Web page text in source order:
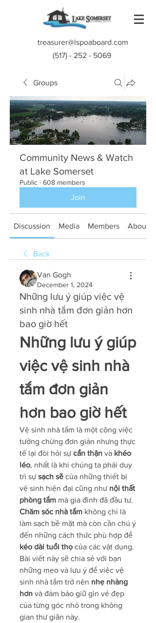
treasurer@lspoaboard.com
(517) - 252 - 5069
Groups
Community News & Watch
at Lake Somerset
Public · 608 members
Join
Discussion Media Members About
Back
Van Gogh
December 1, 2024
Những lưu ý giúp việc vệ
sinh nhà tắm đơn giản hơn
bao giờ hết
Những lưu ý giúp
việc vệ sinh nhà
tắm đơn giản
hơn bao giờ hết
Vệ sinh nhà tắm là một công việc
tưởng chừng đơn giản nhưng thực
tế lại đòi hỏi sự cẩn thận và khéo
léo, nhất là khi chúng ta phải duy
trì sự sạch sẽ của những thiết bị
vệ sinh hiện đại cũng như nội thất
phòng tắm
Chăm sóc nhà tắm không chỉ là
làm sạch bề mặt mà còn cần chú ý
kéo dài tuổi thọ của các vật dụng.
Bài viết này sẽ chia sẻ với bạn
những mẹo và lưu ý để việc vệ
sinh nhà tắm trở nên nhẹ nhàng
hơn và đảm bảo giữ gìn vẻ đẹp
của từng góc nhỏ trong không
gian thư giãn này.